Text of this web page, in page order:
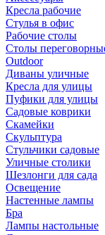
Кресла рабочие
Стулья в офис
Рабочие столы
Столы
Outdoor
Диваны уличные
Кресла для улицы
Пуфики для улицы
Садовые коврики
Скамейки
Скульптура
Стульчики садовые
Уличные столики
Шезлонги для сада
Освещение
Hастенные лампы
Бра
Лампы настольные